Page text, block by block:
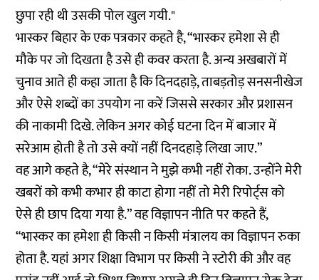
छुपा रही थी उसकी पोल खुल गयी."
भास्कर बिहार के एक पत्रकार कहते है, “भास्कर हमेशा से ही
मौके पर जो दिखता है उसे ही कवर करता है. अन्य अखबारों में
चुनाव आते ही कहा जाता है कि दिनदहाड़े, ताबड़तोड़ सनसनीखेज
और ऐसे शब्दों का उपयोग ना करें जिससे सरकार और प्रशासन
की नाकामी दिखे. लेकिन अगर कोई घटना दिन में बाजार में
सरेआम होती है तो उसे क्यों नहीं दिनदहाड़े लिखा जाए.”
वह आगे कहते है, “मेरे संस्थान ने मुझे कभी नहीं रोका. उन्होंने मेरी
खबरों को कभी कभार ही काटा होगा नहीं तो मेरी रिपोर्ट्स को
ऐसे ही छाप दिया गया है.” वह विज्ञापन नीति पर कहते हैं,
“भास्कर का हमेशा ही किसी न किसी मंत्रालय का विज्ञापन रुका
होता है. यहां अगर शिक्षा विभाग पर किसी ने स्टोरी की और वह